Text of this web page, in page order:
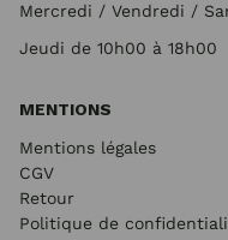
Mercredi / Vendredi /
Jeudi de 10h00 à 18h00
MENTIONS
Mentions légales
CGV
Retour
Politique de